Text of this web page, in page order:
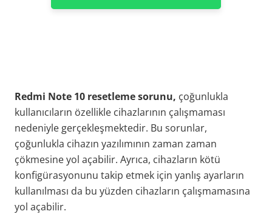
Redmi Note 10 resetleme sorunu, çoğunlukla
kullanıcıların özellikle cihazlarının çalışmaması
nedeniyle gerçekleşmektedir. Bu sorunlar,
çoğunlukla cihazın yazılımının zaman zaman
çökmesine yol açabilir. Ayrıca, cihazların kötü
konfigürasyonunu takip etmek için yanlış ayarların
kullanılması da bu yüzden cihazların çalışmamasına
yol açabilir.